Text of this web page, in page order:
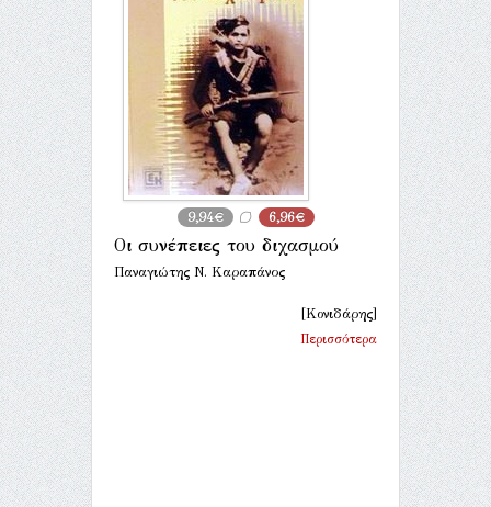
9,94€ 6,96€
Οι συνέπειες του διχασμού
Παναγιώτης Ν. Καραπάνος
[Κονιδάρης]
Περισσότερα